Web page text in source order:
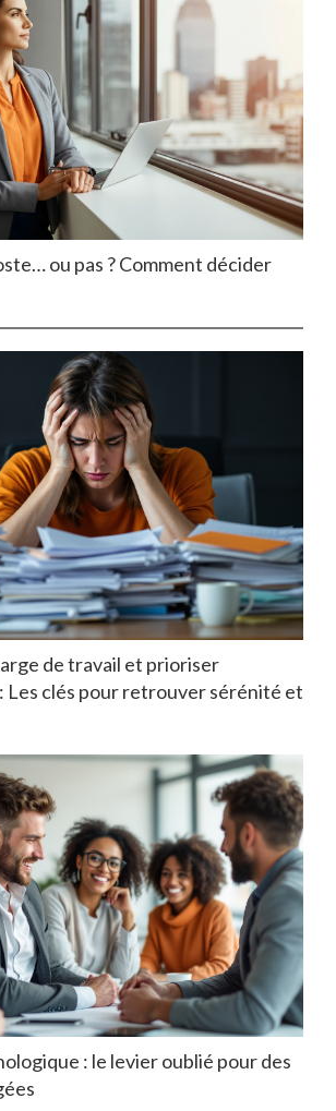
ou pas ? Comment décider
de travail et prioriser
Les clés pour retrouver sérénité et
: le levier oublié pour des